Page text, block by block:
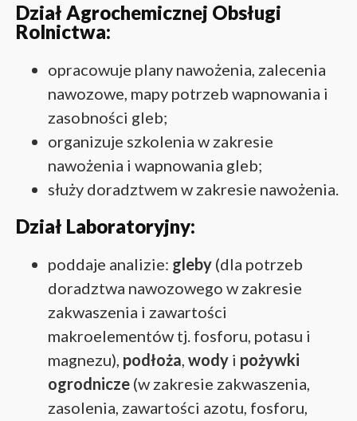
Dział Agrochemicznej Obsługi
Rolnictwa:
opracowuje plany nawożenia, zalecenia
nawozowe, mapy potrzeb wapnowania i
zasobności gleb;
organizuje szkolenia w zakresie
nawożenia i wapnowania gleb;
służy doradztwem w zakresie nawożenia.
Dział Laboratoryjny:
poddaje analizie: gleby (dla potrzeb
doradztwa nawozowego w zakresie
zakwaszenia i zawartości
makroelementów tj. fosforu, potasu i
magnezu), podłoża, wody i pożywki
ogrodnicze (w zakresie zakwaszenia,
zasolenia, zawartości azotu, fosforu,